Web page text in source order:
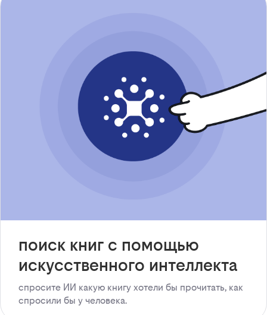
поиск книг с помощью
искусственного интеллекта
спросите ИИ какую книгу хотели бы прочитать, как
спросили бы у человека.